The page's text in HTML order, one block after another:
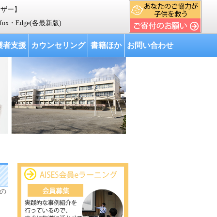
成を行い、 我が国をはじめ世界各国の教育の向上に寄与する」 ことを目
ー】
・Edge(各最新版)
者支援 カウンセリング 書籍ほか お問い合わせ
新聞連載 第13回 「MLAで幼児教育」 執筆：佐藤博子” の